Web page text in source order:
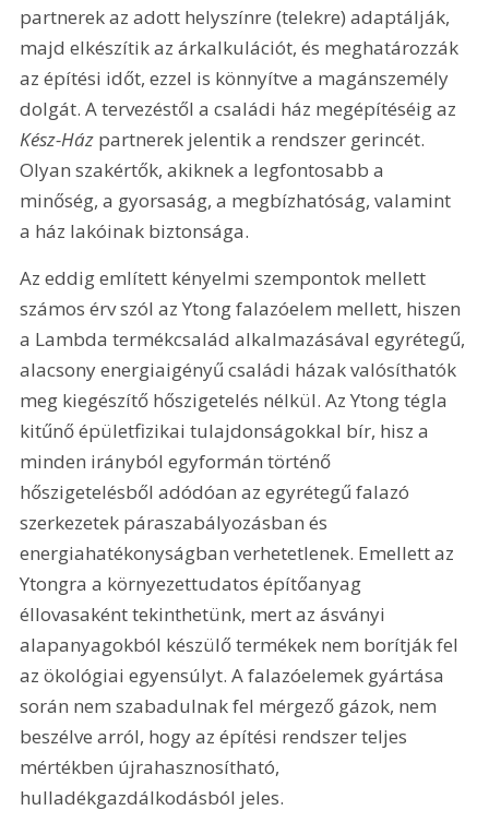
partnerek az adott helyszínre (telekre) adaptálják,
majd elkészítik az árkalkulációt, és meghatározzák
az építési időt, ezzel is könnyítve a magánszemély
dolgát. A tervezéstől a családi ház megépítéséig az
Kész-Ház partnerek jelentik a rendszer gerincét.
Olyan szakértők, akiknek a legfontosabb a
minőség, a gyorsaság, a megbízhatóság, valamint
a ház lakóinak biztonsága.
Az eddig említett kényelmi szempontok mellett
számos érv szól az Ytong falazóelem mellett, hiszen
a Lambda termékcsalád alkalmazásával egyrétegű,
alacsony energiaigényű családi házak valósíthatók
meg kiegészítő hőszigetelés nélkül. Az Ytong tégla
kitűnő épületfizikai tulajdonságokkal bír, hisz a
minden irányból egyformán történő
hőszigetelésből adódóan az egyrétegű falazó
szerkezetek páraszabályozásban és
energiahatékonyságban verhetetlenek. Emellett az
Ytongra a környezettudatos építőanyag
éllovasaként tekinthetünk, mert az ásványi
alapanyagokból készülő termékek nem borítják fel
az ökológiai egyensúlyt. A falazóelemek gyártása
során nem szabadulnak fel mérgező gázok, nem
beszélve arról, hogy az építési rendszer teljes
mértékben újrahasznosítható,
hulladékgazdálkodásból jeles.